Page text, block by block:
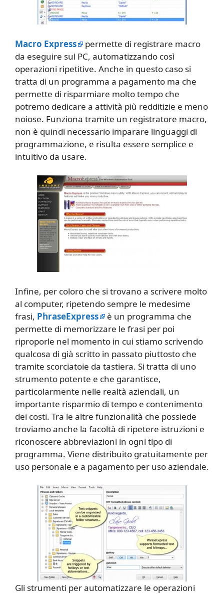
Macro Express
permette di registrare macro
da eseguire sul PC, automatizzando così
operazioni ripetitive. Anche in questo caso si
tratta di un programma a pagamento ma che
permette di risparmiare molto tempo che
potremo dedicare a attività più redditizie e meno
noiose. Funziona tramite un registratore macro,
non è quindi necessario imparare linguaggi di
programmazione, e risulta essere semplice e
intuitivo da usare.
Infine, per coloro che si trovano a scrivere molto
al computer, ripetendo sempre le medesime
frasi, PhraseExpress
è un programma che
permette di memorizzare le frasi per poi
riproporle nel momento in cui stiamo scrivendo
qualcosa di già scritto in passato piuttosto che
tramite scorciatoie da tastiera. Si tratta di uno
strumento potente e che garantisce,
particolarmente nelle realtà aziendali, un
importante risparmio di tempo e contenimento
dei costi. Tra le altre funzionalità che possiede
troviamo anche la facoltà di ripetere istruzioni e
riconoscere abbreviazioni in ogni tipo di
programma. Viene distribuito gratuitamente per
uso personale e a pagamento per uso aziendale.
Gli strumenti per automatizzare le operazioni